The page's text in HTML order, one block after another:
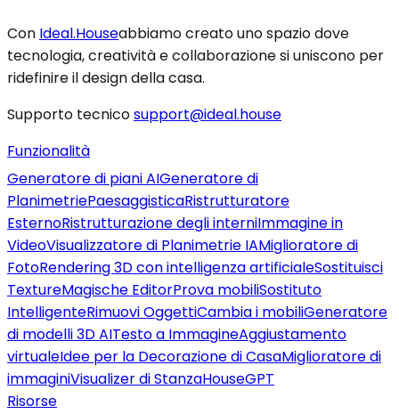
Con Ideal.Houseabbiamo creato uno spazio dove
tecnologia, creatività e collaborazione si uniscono per
ridefinire il design della casa.
Supporto tecnicosupport@ideal.house
Funzionalità
Generatore di piani AIGeneratore di
PlanimetriePaesaggisticaRistrutturatore
EsternoRistrutturazione degli interniImmagine in
VideoVisualizzatore di Planimetrie IAMiglioratore di
FotoRendering 3D con intelligenza artificialeSostituisci
TextureMagische EditorProva mobiliSostituto
IntelligenteRimuovi OggettiCambia i mobiliGeneratore
di modelli 3D AITesto a ImmagineAggiustamento
virtualeIdee per la Decorazione di CasaMiglioratore di
immaginiVisualizer di StanzaHouseGPT
Risorse